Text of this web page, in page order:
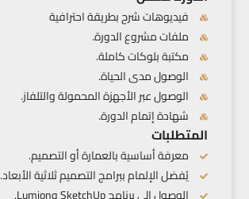
فيديوهات شرح بطريقة احترافية
ملفات مشروع الدورة.
مكتبة بلوكات كاملة.
الوصول مدى الحياة.
الوصول عبر الأجهزة المحمولة والتلفاز.
شهادة إتمام الدورة.
المتطلبات
معرفة أساسية بالعمارة أو التصميم.
يُفضل الإلمام ببرامج التصميم ثلاثية الأبعاد.